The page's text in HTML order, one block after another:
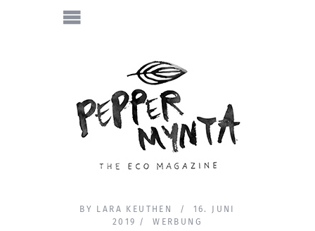
BY LARA KEUTHEN
16. JUNI
2019
WERBUNG